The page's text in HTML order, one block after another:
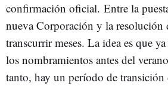
confirmación oficial. Entre la
nueva Corporación y la resolución
transcurrir meses. La idea es que
los nombramientos antes del
tanto, hay un período de transición